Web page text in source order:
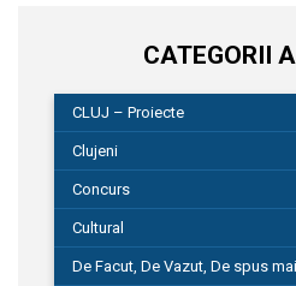
CATEGORII
CLUJ – Proiecte
Clujeni
Concurs
Cultural
De Facut, De Vazut, De spus